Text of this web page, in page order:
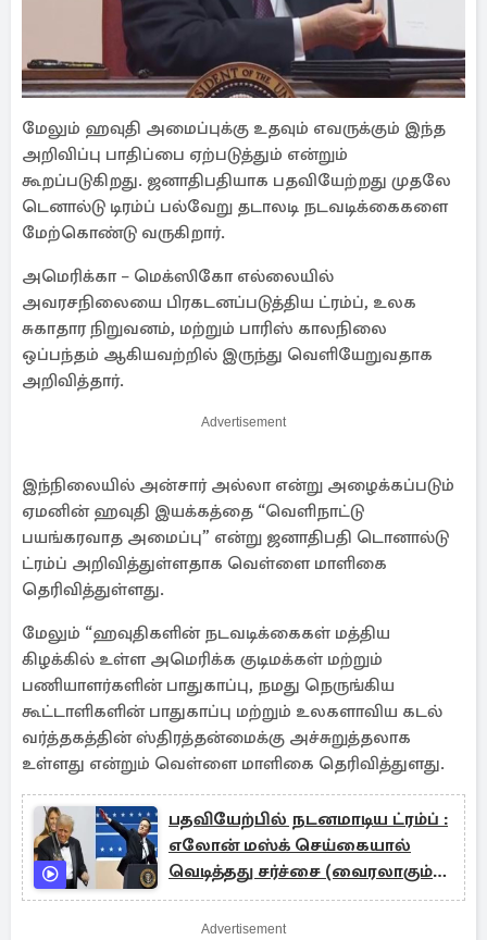
மேலும் ஹவுதி அமைப்புக்கு உதவும் எவருக்கும் இந்த
அறிவிப்பு பாதிப்பை ஏற்படுத்தும் என்றும்
கூறப்படுகிறது. ஜனாதிபதியாக பதவியேற்றது முதலே
டெனால்டு டிரம்ப் பல்வேறு தடாலடி நடவடிக்கைகளை
மேற்கொண்டு வருகிறார்.
அமெரிக்கா – மெக்ஸிகோ எல்லையில்
அவரசநிலையை பிரகடனப்படுத்திய ட்ரம்ப், உலக
சுகாதார நிறுவனம், மற்றும் பாரிஸ் காலநிலை
ஒப்பந்தம் ஆகியவற்றில் இருந்து வெளியேறுவதாக
அறிவித்தார்.
Advertisement
இந்நிலையில் அன்சார் அல்லா என்று அழைக்கப்படும்
ஏமனின் ஹவுதி இயக்கத்தை “வெளிநாட்டு
பயங்கரவாத அமைப்பு” என்று ஜனாதிபதி டொனால்டு
ட்ரம்ப் அறிவித்துள்ளதாக வெள்ளை மாளிகை
தெரிவித்துள்ளது.
மேலும் “ஹவுதிகளின் நடவடிக்கைகள் மத்திய
கிழக்கில் உள்ள அமெரிக்க குடிமக்கள் மற்றும்
பணியாளர்களின் பாதுகாப்பு, நமது நெருங்கிய
கூட்டாளிகளின் பாதுகாப்பு மற்றும் உலகளாவிய கடல்
வர்த்தகத்தின் ஸ்திரத்தன்மைக்கு அச்சுறுத்தலாக
உள்ளது என்றும் வெள்ளை மாளிகை தெரிவித்துளது.
பதவியேற்பில் நடனமாடிய ட்ரம்ப் :
எலோன் மஸ்க் செய்கையால்
வெடித்தது சர்ச்சை (வைரலாகும்
காணொளிகள்)
Advertisement